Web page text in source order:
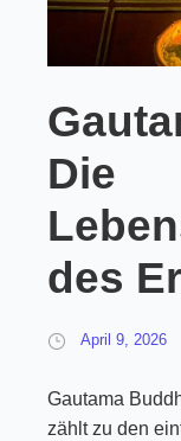
Die
des
April 9, 2026
Gautama
zählt zu den